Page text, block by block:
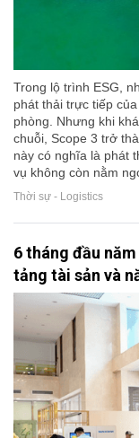
Trong lộ trình ESG,
phát thải trực tiếp
phòng. Nhưng khi
chuỗi, Scope 3 trở
này có nghĩa là phát
vụ không còn nằm
Thời sự - Logistics
6 tháng đầu
tảng tài sản và